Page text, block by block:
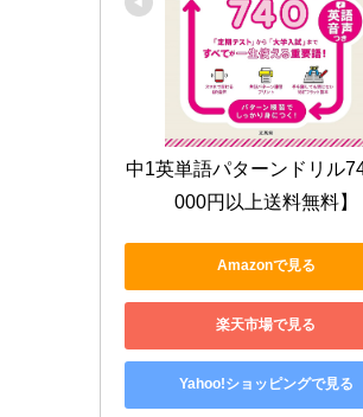
中1英単語パターンドリル
000円以上送料無料】
Amazonで見る
楽天市場で見る
Yahoo!ショッピングで見る